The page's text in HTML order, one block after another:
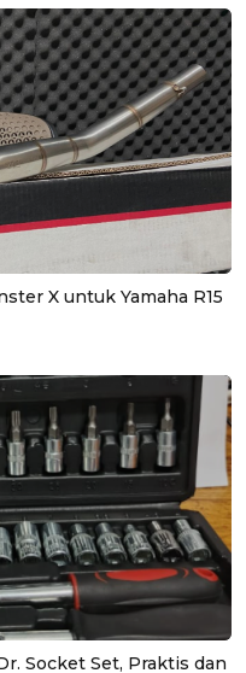
X untuk Yamaha R15
Socket Set, Praktis dan